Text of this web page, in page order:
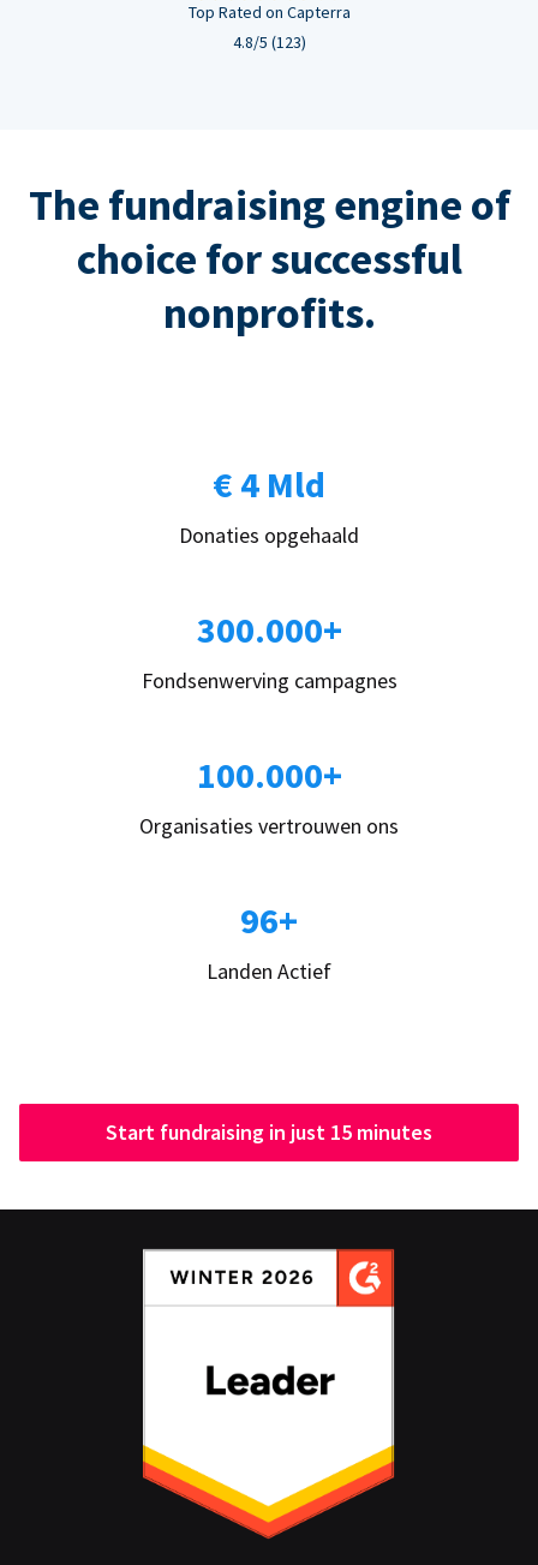
Top Rated on Capterra
4.8/5 (123)
The fundraising engine of
choice for successful
nonprofits.
€ 4 Mld
Donaties opgehaald
300.000+
Fondsenwerving campagnes
100.000+
Organisaties vertrouwen ons
96+
Landen Actief
Start fundraising in just 15 minutes